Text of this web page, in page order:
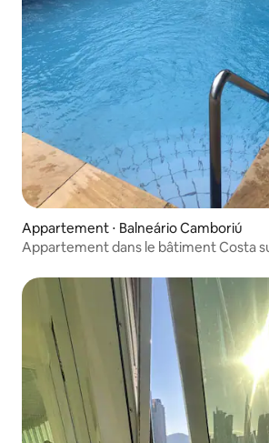
Appartement ⋅ Balneário Camboriú
Appartement dans le bâtiment Costa